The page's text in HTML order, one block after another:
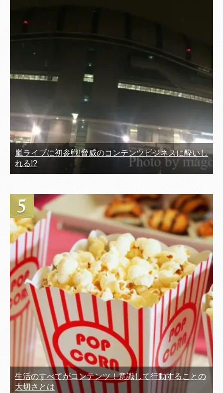
嵐ライブに初参戦!脅威のコンテンツビジネスに酔いし
れる!?
生活のすべてがコンテンツ！意識して行動することの
大切さとは